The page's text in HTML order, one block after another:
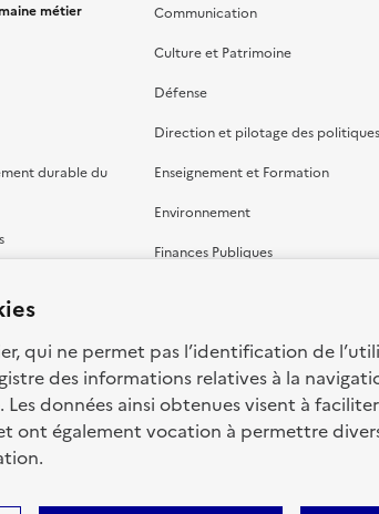
qui ne permet pas l’identification de
des informations relatives à la
données ainsi obtenues visent à
ont également vocation à permettre
métier
durable du
Communication
Culture et Patrimoine
Défense
Direction et pilotage des
Enseignement et Formation
Environnement
Finances Publiques